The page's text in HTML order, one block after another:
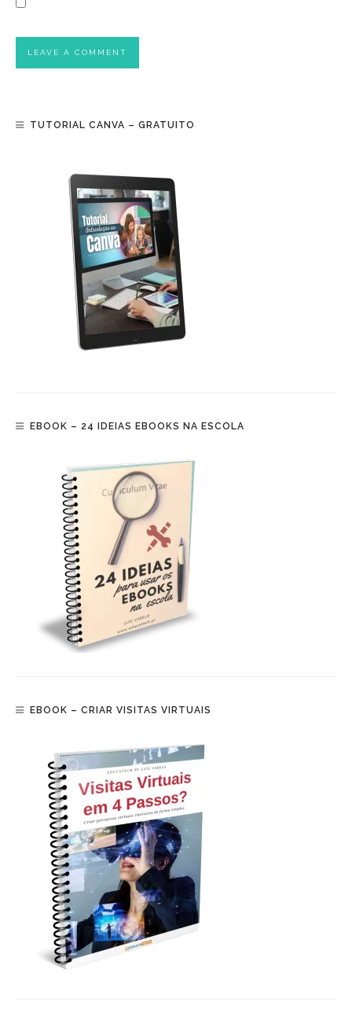
TUTORIAL CANVA – GRATUITO
EBOOK – 24 IDEIAS EBOOKS NA ESCOLA
EBOOK – CRIAR VISITAS VIRTUAIS